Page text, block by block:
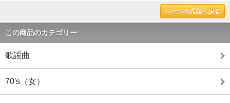
ページの先頭へ戻る
この商品のカテゴリー
歌謡曲
70's（女）